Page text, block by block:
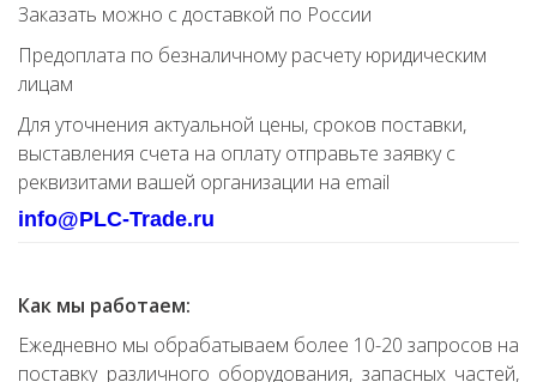
Заказать можно с доставкой по России
Предоплата по безналичному расчету юридическим
лицам
Для уточнения актуальной цены, сроков поставки,
выставления счета на оплату отправьте заявку с
реквизитами вашей организации на email
info@PLC-Trade.ru
Как мы работаем:
Ежедневно мы обрабатываем более 10-20 запросов на
поставку различного оборудования, запасных частей,